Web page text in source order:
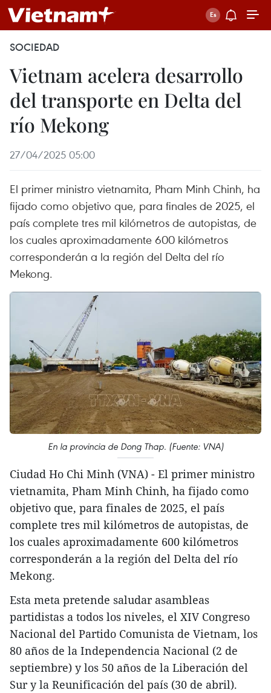
SOCIEDAD
Vietnam acelera desarrollo
del transporte en Delta del
río Mekong
27/04/2025 05:00
El primer ministro vietnamita, Pham Minh Chinh, ha
fijado como objetivo que, para finales de 2025, el
país complete tres mil kilómetros de autopistas, de
los cuales aproximadamente 600 kilómetros
corresponderán a la región del Delta del río
Mekong.
En la provincia de Dong Thap. (Fuente: VNA)
Ciudad Ho Chi Minh (VNA) - El primer ministro
vietnamita, Pham Minh Chinh, ha fijado como
objetivo que, para finales de 2025, el país
complete tres mil kilómetros de autopistas, de
los cuales aproximadamente 600 kilómetros
corresponderán a la región del Delta del río
Mekong.
Esta meta pretende saludar asambleas
partidistas a todos los niveles, el XIV Congreso
Nacional del Partido Comunista de Vietnam, los
80 años de la Independencia Nacional (2 de
septiembre) y los 50 años de la Liberación del
Sur y la Reunificación del país (30 de abril).